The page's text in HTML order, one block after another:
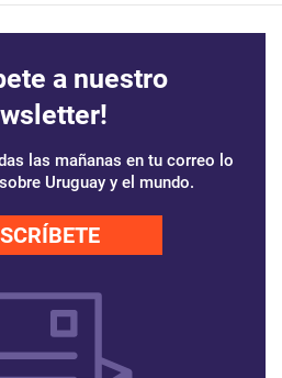
a nuestro
las mañanas en tu correo lo
Uruguay y el mundo.